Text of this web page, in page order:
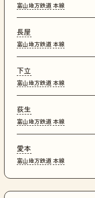
富山地方鉄道 本線
長屋
富山地方鉄道 本線
下立
富山地方鉄道 本線
荻生
富山地方鉄道 本線
愛本
富山地方鉄道 本線